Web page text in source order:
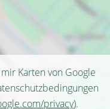
Karten von Google
privacy).